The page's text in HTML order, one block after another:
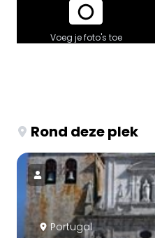
Voeg je foto's toe
Rond deze plek
Portugal